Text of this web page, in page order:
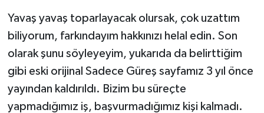
Yavaş yavaş toparlayacak olursak, çok uzattım
biliyorum, farkındayım hakkınızı helal edin. Son
olarak şunu söyleyeyim, yukarıda da belirttiğim
gibi eski orijinal Sadece Güreş sayfamız 3 yıl önce
yayından kaldırıldı. Bizim bu süreçte
yapmadığımız iş, başvurmadığımız kişi kalmadı.